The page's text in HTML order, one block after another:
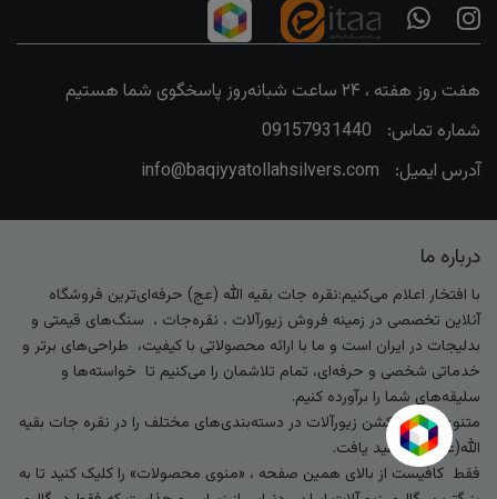
هفت روز هفته ، ۲۴ ساعت شبانه‌روز پاسخگوی شما هستیم
شماره تماس:
09157931440
آدرس ایمیل:
info@baqiyyatollahsilvers.com
درباره ما
با افتخار اعلام می‌کنیم:نقره جات بقیه الله (عج) حرفه‌ای‌ترین فروشگاه
آنلاین تخصصی در زمینه فروش زیورآلات ، نقره‌جات ، سنگ‌های قیمتی و
بدلیجات در ایران است و ما با ارائه محصولاتی با کیفیت، طراحی‌های برتر و
خدماتی شخصی و حرفه‌ای، تمام تلاشمان را می‌کنیم تا خواسته‌ها و
سلیقه‌های شما را برآورده کنیم.
متنوع‌ترین کالکشن زیورآلات در دسته‌بندی‌های مختلف را در نقره جات بقیه
الله(عج) خواهید یافت.
فقط کافیست از بالای همین صفحه ، «منوی محصولات» را کلیک کنید تا به